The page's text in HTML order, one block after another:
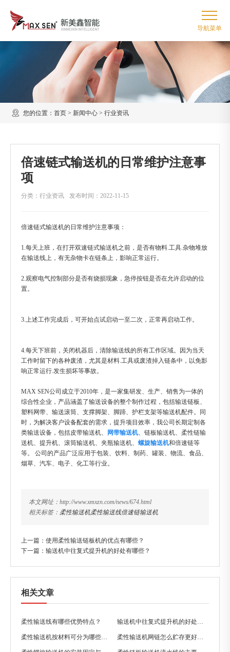
您的位置： 首页 > 新闻中心 > 行业资讯
倍速链式输送机的日常维护注意事
项
分类：行业资讯 发布时间：2022-11-15
倍速链式输送机的日常维护注意事项：
1.每天上班，在打开双速链式输送机之前，是否有物料.工具.杂物堆放
在输送线上，有无杂物卡在链条上，影响正常运行。
2.观察电气控制部分是否有烧损现象，急停按钮是否在允许启动的位
置。
3.上述工作完成后，可开始点试启动一至二次，正常再启动工作。
4.每天下班前，关闭机器后，清除输送线的所有工作区域。因为当天
工作时留下的各种废渣，尤其是材料.工具或废渣掉入链条中，以免影
响正常运行.发生损坏等事故。
MAX SEN公司成立于2010年，是一家集研发、生产、销售为一体的
综合性企业，产品涵盖了输送设备的整个制作过程，包括输送链板、
塑料网带、输送滚筒、支撑脚架、脚蹄、护栏支架等输送机配件。同
时，为解决客户设备配套的需求，提升项目效率，我公司长期定制各
类输送设备，包括皮带输送机、
网带输送机、链板输送机、柔性链输
送机、提升机、滚筒输送机、夹瓶输送机、 螺旋输送机和倍速链等
等。 公司的产品广泛应用于包装、饮料、制药、罐装、物流、食品、
烟草、汽车、电子、化工等行业。
本文网址：http://www.xmxzn.com/news/674.html
相关标签： 柔性输送机柔性输送线倍速链输送机
上一篇： 使用柔性输送链板机的优点有哪些？
下一篇： 输送机中往复式提升机的好处有哪些？
相关文章
柔性输送线有哪些优势特点？ 输送机中往复式提升机的好处有哪些？
柔性输送机按材料可分为哪些种类？ 柔性输送机网链怎么贮存更好一些？